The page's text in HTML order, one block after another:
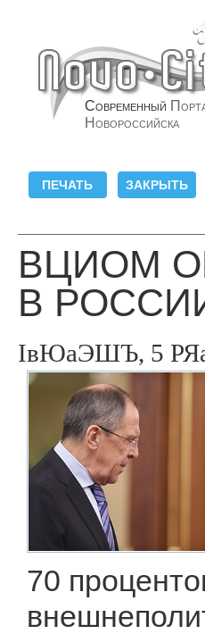
Современный
Новороссийска
ВЦИОМ
В
ІвЮаЭШЪ, 5
70